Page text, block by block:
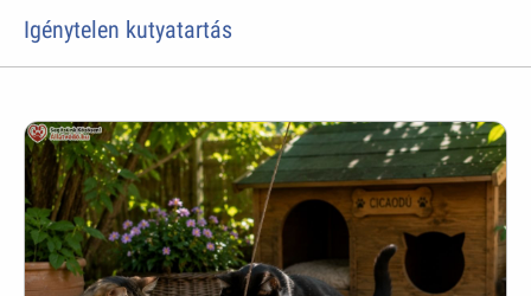
Igénytelen kutyatartás